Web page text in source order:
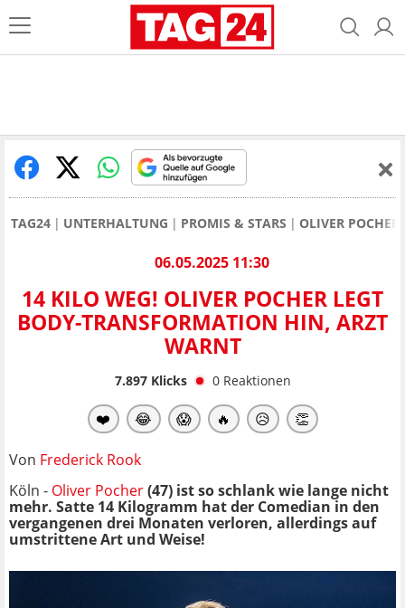
TAG24 UNTERHALTUNG PROMIS & STARS OLIVER POCHER
06.05.2025 11:30
14 KILO WEG! OLIVER POCHER LEGT
BODY-TRANSFORMATION HIN, ARZT
WARNT
7.897Klicks 0 Reaktionen
❤️ 😂 😱 🔥 😥 👏
Von Frederick Rook
Köln - Oliver Pocher(47) ist so schlank wie lange nicht
mehr. Satte 14 Kilogramm hat der Comedian in den
vergangenen drei Monaten verloren, allerdings auf
umstrittene Art und Weise!